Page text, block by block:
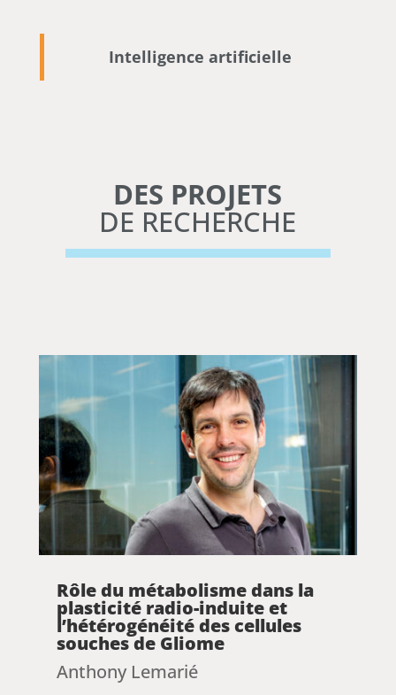
Intelligence artificielle
DES PROJETS
DE RECHERCHE
Rôle du métabolisme dans la
plasticité radio-induite et
l’hétérogénéité des cellules
souches de Gliome
Anthony Lemarié